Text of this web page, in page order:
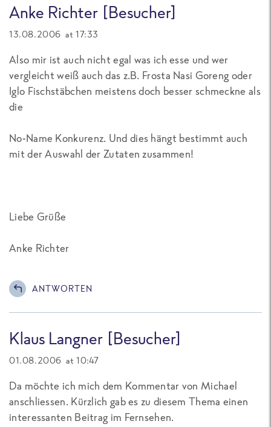
Anke Richter [Besucher]
13.08.2006 at 17:33
Also mir ist auch nicht egal was ich esse und wer
vergleicht weiß auch das z.B. Frosta Nasi Goreng oder
Iglo Fischstäbchen meistens doch besser schmeckne als
die
No-Name Konkurenz. Und dies hängt bestimmt auch
mit der Auswahl der Zutaten zusammen!
Liebe Grüße
Anke Richter
ANTWORTEN
Klaus Langner [Besucher]
01.08.2006 at 10:47
Da möchte ich mich dem Kommentar von Michael
anschliessen. Kürzlich gab es zu diesem Thema einen
interessanten Beitrag im Fernsehen.